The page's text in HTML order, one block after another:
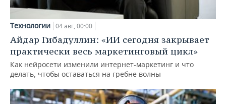
Технологии 04 авг, 00:00
Айдар Гибадуллин: «ИИ сегодня закрывает
практически весь маркетинговый цикл»
Как нейросети изменили интернет-маркетинг и что
делать, чтобы оставаться на гребне волны